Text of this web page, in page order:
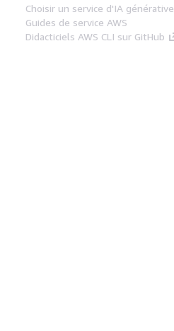
Choisir un service d'IA générative
Guides de service AWS
Didacticiels AWS CLI sur GitHub